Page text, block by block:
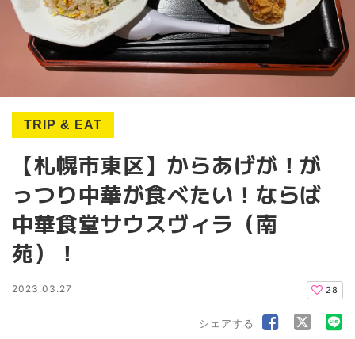
TRIP & EAT
【札幌市東区】からあげが！が
っつり中華が食べたい！ならば
中華食堂サウスヴィラ（南
苑）！
2023.03.27 28
シェアする